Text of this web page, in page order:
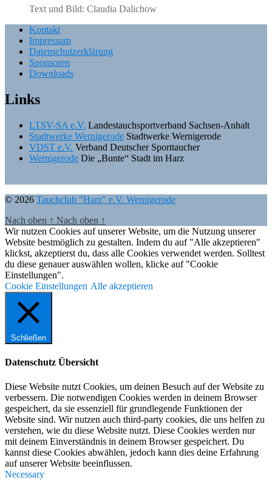
Text und Bild: Claudia Dalichow
Kontakt
Impressum
Datenschutzerklärung
Sponsoren
Downloads
Links
LTSV-SA e.V. Landestauchsportverband Sachsen-Anhalt
Stadtwerke Wernigerode Stadtwerke Wernigerode
VDST e.V. Verband Deutscher Sporttaucher
Wernigerode Die „Bunte“ Stadt im Harz
© 2026 Tauchclub "Harz" e.V. Wernigerode
Nach oben ↑ Nach oben ↑
Wir nutzen Cookies auf unserer Website, um die Nutzung unserer
Website bestmöglich zu gestalten. Indem du auf "Alle akzeptieren"
klickst, akzeptierst du, dass alle Cookies verwendet werden. Solltest
du diese genauer auswählen wollen, klicke auf "Cookie
Einstellungen".
Cookie Einstellungen Alle akzeptieren
Schließen
Datenschutz Übersicht
Diese Website nutzt Cookies, um deinen Besuch auf der Website zu
verbessern. Die notwendigen Cookies werden in deinem Browser
gespeichert, da sie essenziell für grundlegende Funktionen der
Website sind. Wir nutzen auch third-party cookies, die uns helfen zu
verstehen, wie du diese Website nutzt. Diese Cookies werden nur
mit deinem Einverständnis in deinem Browser gespeichert. Du
kannst diese Cookies abwählen, jedoch kann dies deine Erfahrung
auf unserer Website beeinflussen.
Necessary